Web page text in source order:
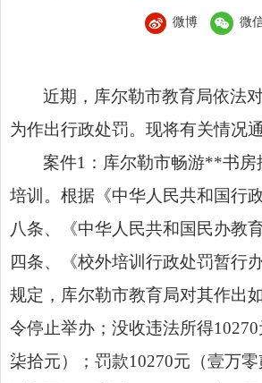
微博 微
近期，库尔勒市教育局依法
为作出行政处罚。现将有关情况
案件1：库尔勒市畅游**书房
培训。根据《中华人民共和国行
八条、《中华人民共和国民办教
四条、《校外培训行政处罚暂行
规定，库尔勒市教育局对其作出
令停止举办；没收违法所得
柒拾元）；罚款10270元（壹万零